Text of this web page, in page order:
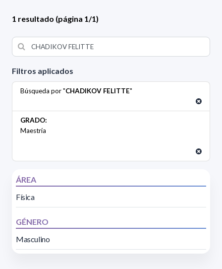
Filtros aplicados
Búsqueda por "CHADIKOV FELITTE"
GRADO:
Maestría
ÁREA
Física
GÉNERO
Masculino
1 resultado (página 1/1)